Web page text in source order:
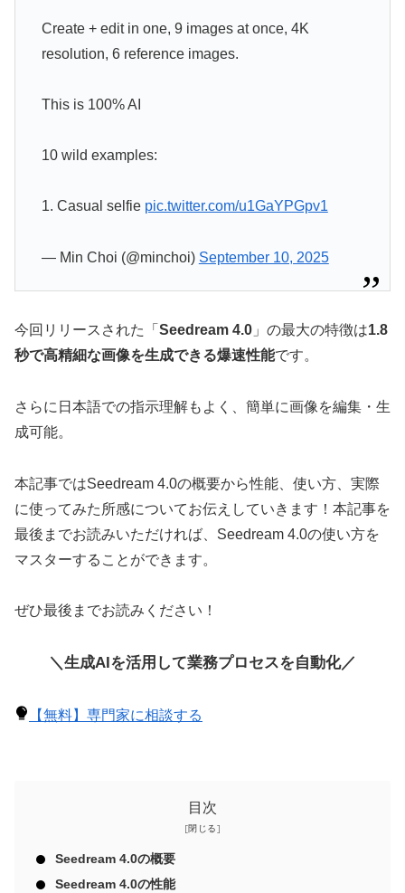
Create + edit in one, 9 images at once, 4K
resolution, 6 reference images.
This is 100% AI
10 wild examples:
1. Casual selfie pic.twitter.com/u1GaYPGpv1
— Min Choi (@minchoi) September 10, 2025
今回リリースされた「 Seedream 4.0 」の最大の特徴は1.8
秒で高精細な画像を生成できる爆速性能です。
さらに日本語での指示理解もよく、簡単に画像を編集・生
成可能。
本記事ではSeedream 4.0の概要から性能、使い方、実際
に使ってみた所感についてお伝えしていきます！本記事を
最後までお読みいただければ、Seedream 4.0の使い方を
マスターすることができます。
ぜひ最後までお読みください！
＼生成AIを活用して業務プロセスを自動化／
【無料】専門家に相談する
目次
Seedream 4.0の概要
Seedream 4.0の性能